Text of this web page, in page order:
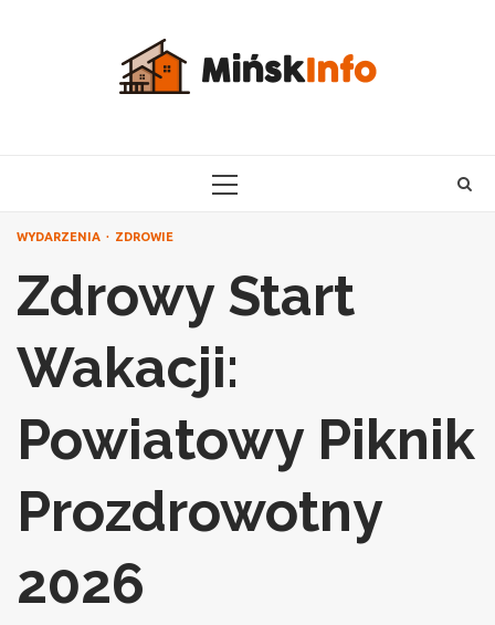
PRIMARY
WYDARZENIA ZDROWIE
Zdrowy Start
Wakacji:
Powiatowy Piknik
Prozdrowotny
2026